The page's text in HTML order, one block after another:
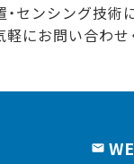
センシング技術
にお問い合わせ